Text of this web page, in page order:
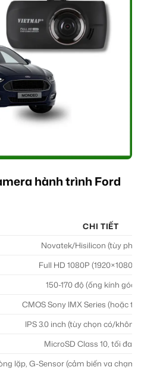
hành trình Ford
CHI TIẾT
Novatek/Hisilicon (tùy
Full HD 1080P (1920×1080)
150-170 độ (ống kính góc
CMOS Sony IMX Series (hoặc
IPS 3.0 inch (tùy chọn có/
MicroSD Class 10, tối đa
lặp, G-Sensor (cảm biến va